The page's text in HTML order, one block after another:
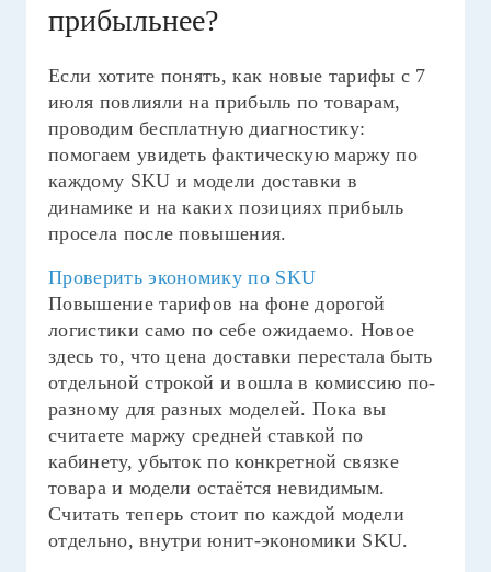
прибыльнее?
Если хотите понять, как новые тарифы с 7
июля повлияли на прибыль по товарам,
проводим бесплатную диагностику:
помогаем увидеть фактическую маржу по
каждому SKU и модели доставки в
динамике и на каких позициях прибыль
просела после повышения.
Проверить экономику по SKU
Повышение тарифов на фоне дорогой
логистики само по себе ожидаемо. Новое
здесь то, что цена доставки перестала быть
отдельной строкой и вошла в комиссию по-
разному для разных моделей. Пока вы
считаете маржу средней ставкой по
кабинету, убыток по конкретной связке
товара и модели остаётся невидимым.
Считать теперь стоит по каждой модели
отдельно, внутри юнит-экономики SKU.